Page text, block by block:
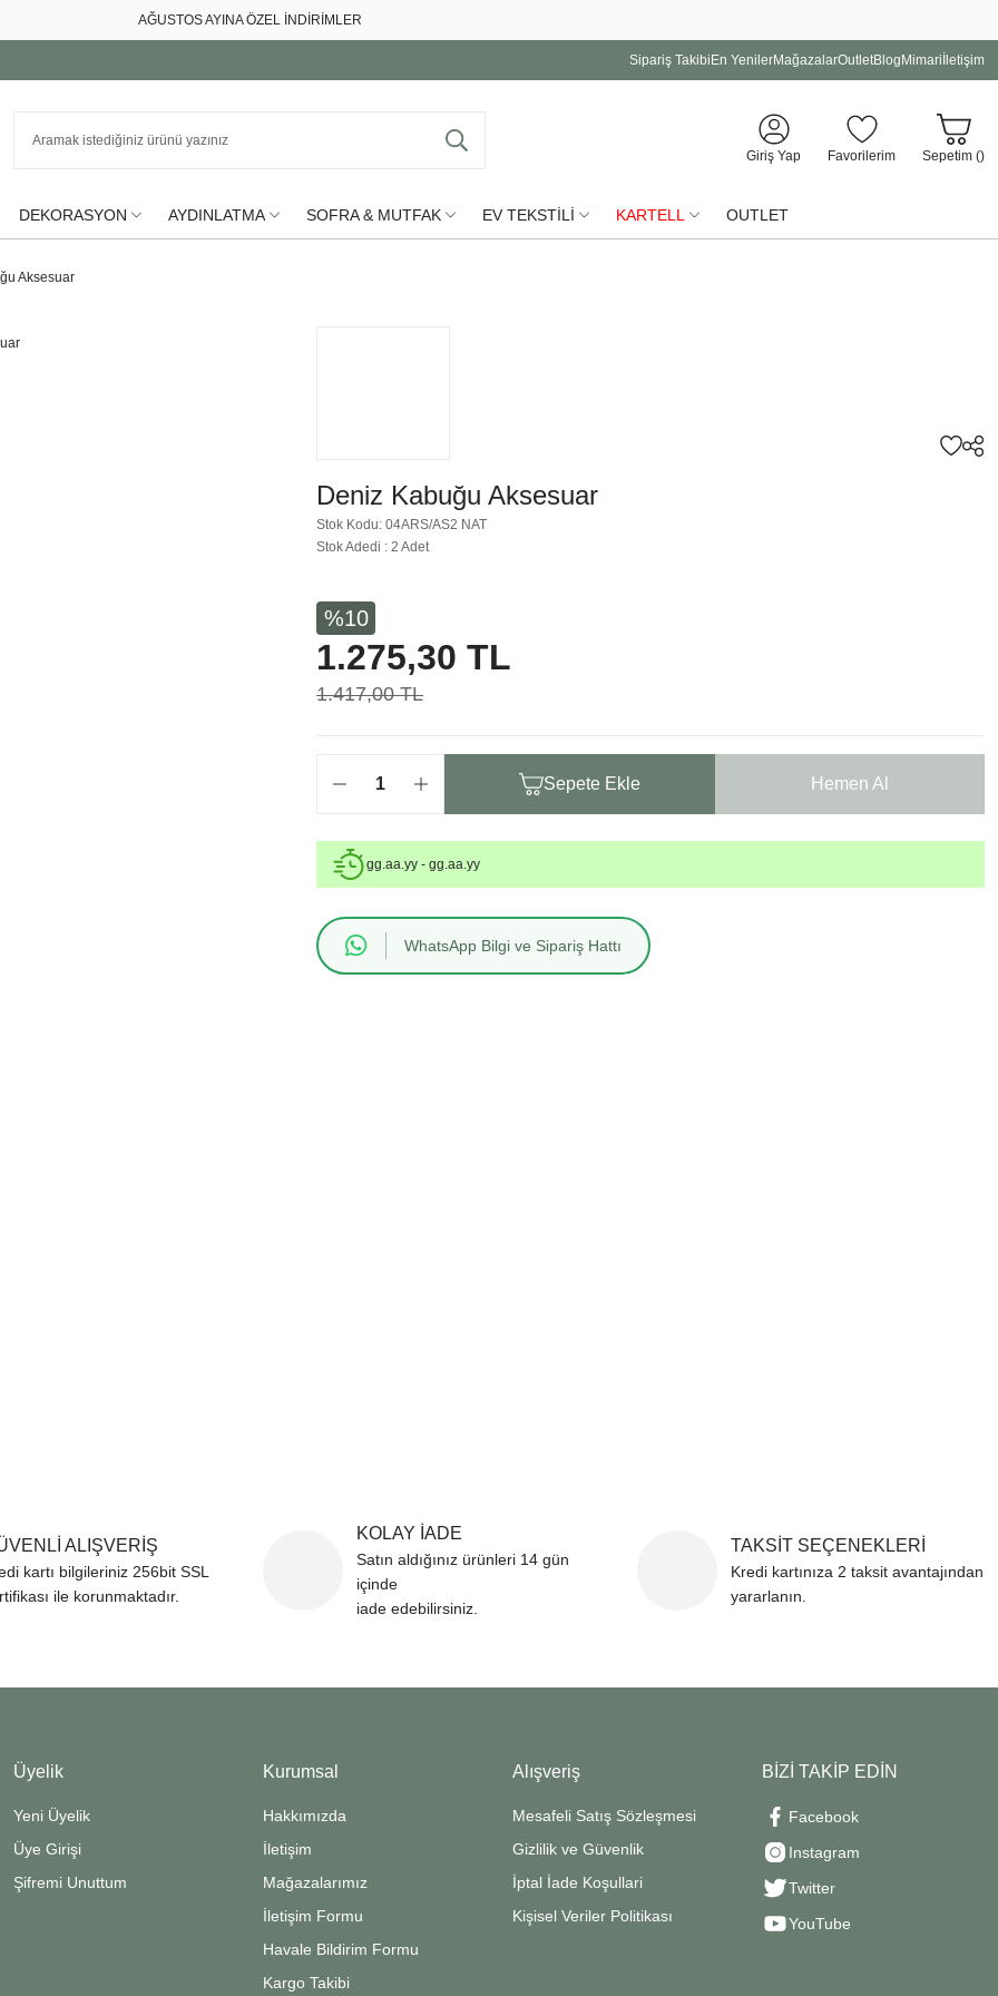
AĞUSTOS AYINA ÖZEL İNDİRİMLER
Sipariş Takibi En YenilerMağazalarOutletBlog Mimari İletişim
Giriş Yap Favorilerim Sepetim ()
DEKORASYON AYDINLATMA SOFRA & MUTFAK EV TEKSTİLİ KARTELL OUTLET
Aksesuar
Deniz Kabuğu Aksesuar
Stok Kodu: 04ARS/AS2 NAT
Stok Adedi : 2 Adet
%10
1.275,30 TL
1.417,00 TL
Sepete Ekle Hemen Al
gg.aa.yy - gg.aa.yy
WhatsApp Bilgi ve Sipariş Hattı
ALIŞVERİŞ
kartı bilgileriniz 256bit SSL
ile korunmaktadır.
KOLAY İADE
Satın aldığınız ürünleri 14 gün
içinde
iade edebilirsiniz.
TAKSİT SEÇENEKLERİ
Kredi kartınıza 2 taksit avantajından
yararlanın.
Üyelik
Yeni Üyelik
Üye Girişi
Şifremi Unuttum
Kurumsal
Hakkımızda
İletişim
Mağazalarımız
İletişim Formu
Havale Bildirim Formu
Kargo Takibi
Alışveriş
Mesafeli Satış Sözleşmesi
Gizlilik ve Güvenlik
İptal İade Koşullari
Kişisel Veriler Politikası
BİZİ TAKİP EDİN
Facebook
Instagram
Twitter
YouTube